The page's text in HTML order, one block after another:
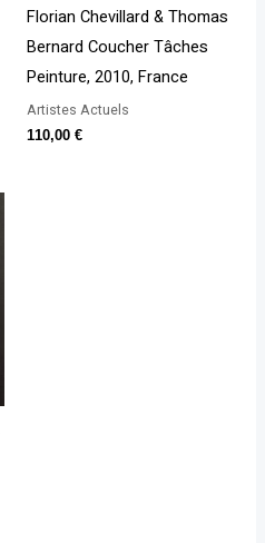
Florian Chevillard & Thomas
Bernard Coucher Tâches
Peinture, 2010, France
Artistes Actuels
110,00 €